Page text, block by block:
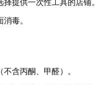
提供一次性工具的店铺。
毒。
含丙酮、甲醛）。